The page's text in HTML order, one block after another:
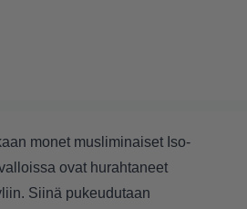
monet musliminaiset Iso-
ovat hurahtaneet
Siinä pukeudutaan